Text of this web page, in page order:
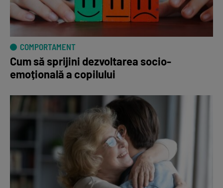
COMPORTAMENT
Cum să sprijini dezvoltarea socio-
emoțională a copilului